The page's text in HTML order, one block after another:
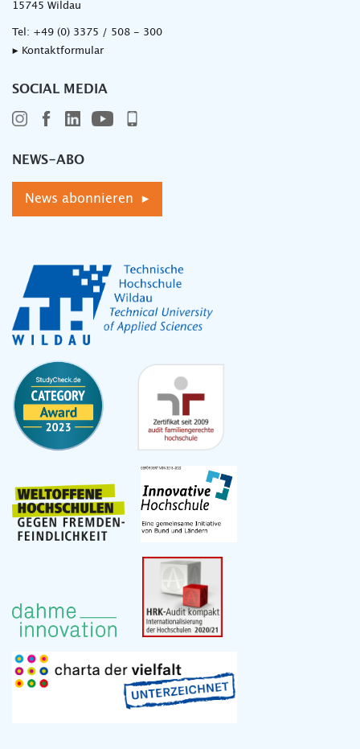
15745 Wildau
Tel: +49 (0) 3375 / 508 - 300
▸ Kontaktformular
SOCIAL MEDIA
NEWS-ABO
News abonnieren ▸